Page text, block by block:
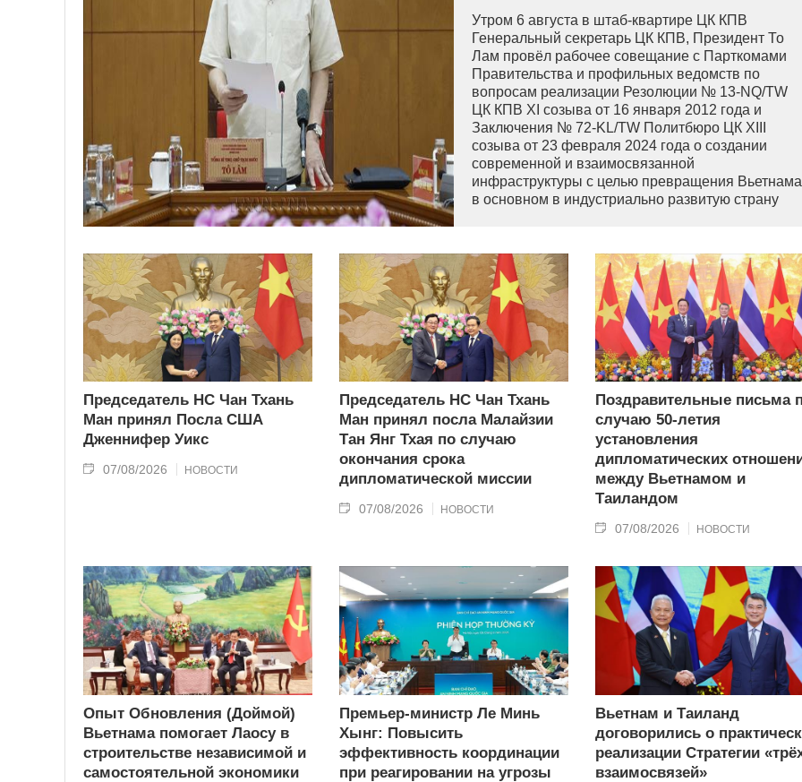
Утром 6 августа в штаб-квартире ЦК КПВ
Генеральный секретарь ЦК КПВ, Президент То
Лам провёл рабочее совещание с Парткомами
Правительства и профильных ведомств по
вопросам реализации Резолюции № 13-NQ/TW
ЦК КПВ XI созыва от 16 января 2012 года и
Заключения № 72-KL/TW Политбюро ЦК XIII
созыва от 23 февраля 2024 года о создании
современной и взаимосвязанной
инфраструктуры с целью превращения Вьетнама
в основном в индустриально развитую страну
Председатель НС Чан Тхань
Ман принял Посла США
Дженнифер Уикс
07/08/2026 НОВОСТИ
Председатель НС Чан Тхань
Ман принял посла Малайзии
Тан Янг Тхая по случаю
окончания срока
дипломатической миссии
07/08/2026 НОВОСТИ
Поздравительные письма
случаю 50-летия
установления
дипломатических
между Вьетнамом и
Таиландом
07/08/2026 НОВОСТИ
Опыт Обновления (Доймой)
Вьетнама помогает Лаосу в
строительстве независимой и
самостоятельной экономики
Премьер-министр Ле Минь
Хынг: Повысить
эффективность координации
при реагировании на угрозы
Вьетнам и Таиланд
договорились о
реализации Стратегии
взаимосвязей»